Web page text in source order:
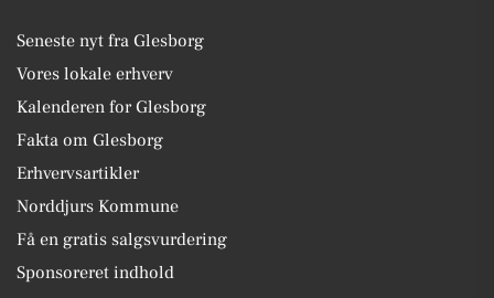
Seneste nyt fra Glesborg
Vores lokale erhverv
Kalenderen for Glesborg
Fakta om Glesborg
Erhvervsartikler
Norddjurs Kommune
Få en gratis salgsvurdering
Sponsoreret indhold